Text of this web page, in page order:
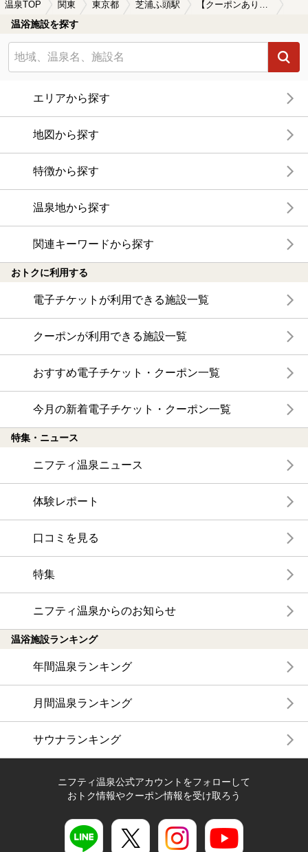
温泉TOP 関東 東京都 芝浦ふ頭駅
温浴施設を探す
エリアから探す
地図から探す
特徴から探す
温泉地から探す
関連キーワードから探す
おトクに利用する
電子チケットが利用できる施設一覧
クーポンが利用できる施設一覧
おすすめ電子チケット・クーポン一覧
今月の新着電子チケット・クーポン一覧
特集・ニュース
ニフティ温泉ニュース
体験レポート
口コミを見る
特集
ニフティ温泉からのお知らせ
温浴施設ランキング
年間温泉ランキング
月間温泉ランキング
サウナランキング
ニフティ温泉公式アカウントをフォローして
おトク情報やクーポン情報を受け取ろう